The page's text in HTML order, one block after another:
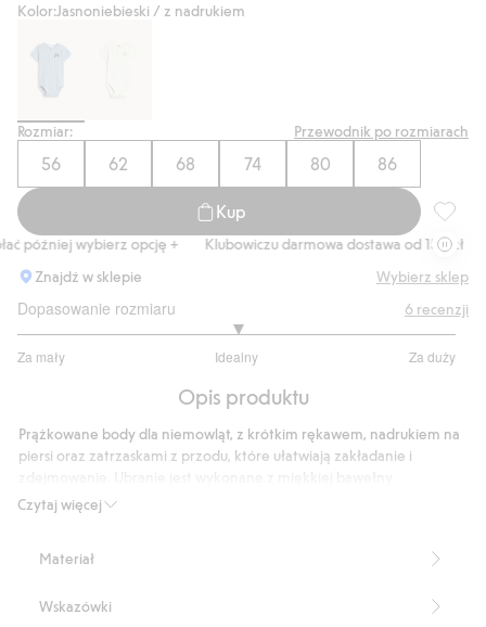
Kolor:Jasnoniebieski / z nadrukiem
Rozmiar: Przewodnik po rozmiarach
56 62 68 74 80 86
Kup
później wybierz opcję + Klubowiczu darmowa dostawa od 150 zł
Znajdź w sklepie
Wybierz sklep
Dopasowanie rozmiaru
Za mały Idealny Za duży
na
6
głosów
6 recenzji
Opis produktu
Czytaj więcej
Prążkowane body dla niemowląt, z krótkim rękawem, nadrukiem na
piersi oraz zatrzaskami z przodu, które ułatwiają zakładanie i
ekologicznej, która jest delikatna dla wrażliwej skóry dziecka. Body
praktycznej funkcji rośnięcia to samo ubranie można nosić dłużej,
Funkcja rośnięcia – dwa rzędy zatrzasków w kroku.
Materiał
Wskazówki